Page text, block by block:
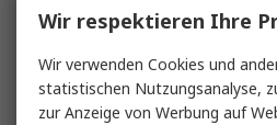
Wir respektieren Ihre
Wir verwenden Cookies und
statistischen Nutzungsanalyse,
zur Anzeige von Werbung auf